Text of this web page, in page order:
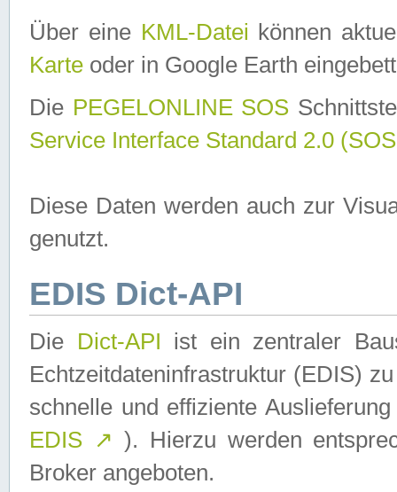
Über eine KML-Datei können
Karte oder in Google Earth
Die PEGELONLINE SOS
Service Interface Standard 2.0
Diese Daten werden auch zur
genutzt.
EDIS Dict-API
Die Dict-API ist ein zentraler
Echtzeitdateninfrastruktur (EDIS)
schnelle und effiziente
EDIS ↗ ). Hierzu werden
Broker angeboten.